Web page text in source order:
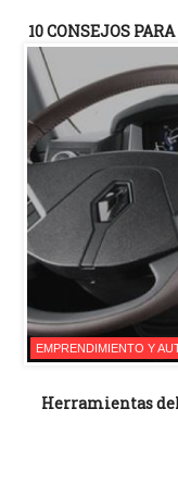
10 CONSEJOS
EMPRENDIMIENTO Y
Herramientas